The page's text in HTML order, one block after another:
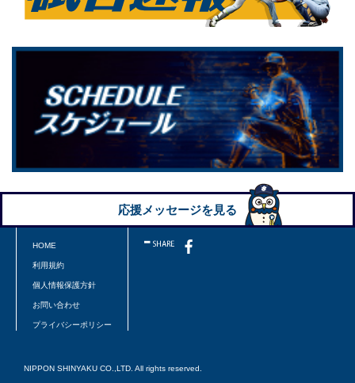
応援メッセージを見る
HOME
利用規約
個人情報保護方針
お問い合わせ
プライバシーポリシー
NIPPON SHINYAKU CO.,LTD. All rights reserved.